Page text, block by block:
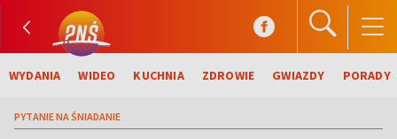
WYDANIA WIDEO KUCHNIA ZDROWIE GWIAZDY PORADY
PYTANIE NA ŚNIADANIE